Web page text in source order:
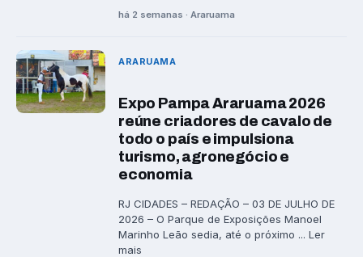
há 2 semanas · Araruama
ARARUAMA
Expo Pampa Araruama 2026
reúne criadores de cavalo de
todo o país e impulsiona
turismo, agronegócio e
economia
RJ CIDADES – REDAÇÃO – 03 DE JULHO DE
2026 – O Parque de Exposições Manoel
Marinho Leão sedia, até o próximo ... Ler
mais